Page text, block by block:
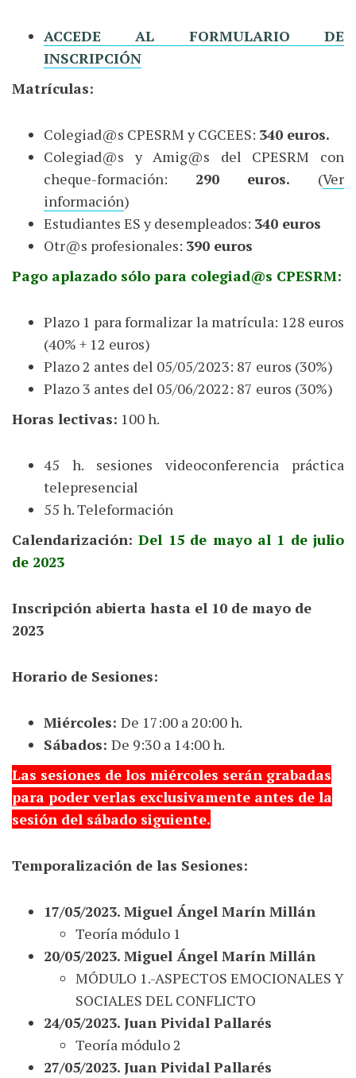
ACCEDE AL FORMULARIO DE
INSCRIPCIÓN
Matrículas:
Colegiad@s CPESRM y CGCEES: 340 euros.
Colegiad@s y Amig@s del CPESRM con
cheque-formación: 290 euros. (Ver
información)
Estudiantes ES y desempleados: 340 euros
Otr@s profesionales: 390 euros
Pago aplazado sólo para colegiad@s CPESRM:
Plazo 1 para formalizar la matrícula: 128 euros
(40% + 12 euros)
Plazo 2 antes del 05/05/2023: 87 euros (30%)
Plazo 3 antes del 05/06/2022: 87 euros (30%)
Horas lectivas: 100 h.
45 h. sesiones videoconferencia práctica
telepresencial
55 h. Teleformación
Calendarización:Del 15 de mayo al 1 de julio
de 2023
Inscripción abierta hasta el 10 de mayo de
2023
Horario de Sesiones:
Miércoles: De 17:00 a 20:00 h.
Sábados: De 9:30 a 14:00 h.
Las sesiones de los miércoles serán grabadas
para poder verlas exclusivamente antes de la
sesión del sábado siguiente.
Temporalización de las Sesiones:
17/05/2023. Miguel Ángel Marín Millán
Teoría módulo 1
20/05/2023. Miguel Ángel Marín Millán
MÓDULO 1.-ASPECTOS EMOCIONALES Y
SOCIALES DEL CONFLICTO
24/05/2023. Juan Pividal Pallarés
Teoría módulo 2
27/05/2023. Juan Pividal Pallarés